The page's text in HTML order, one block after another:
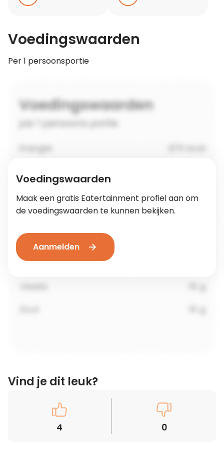
Voedingswaarden
Per 1 persoonsportie
Voedingswaarden
Maak een gratis Eatertainment profiel aan om
de voedingswaarden te kunnen bekijken.
Aanmelden
Vind je dit leuk?
4 0